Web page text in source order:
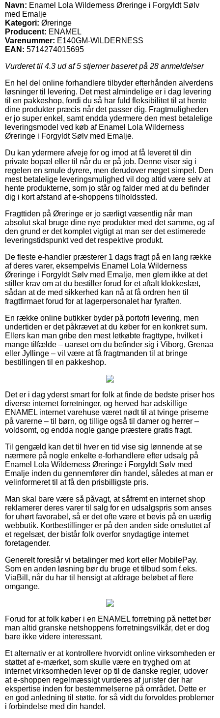
Navn: Enamel Lola Wilderness Øreringe i Forgyldt Sølv
med Emalje
Kategori: Øreringe
Producent: ENAMEL
Varenummer: E140GM-WILDERNESS
EAN: 5714274015695
Vurderet til 4.3 ud af 5 stjerner baseret på 28 anmeldelser
En hel del online forhandlere tilbyder efterhånden alverdens
løsninger til levering. Det mest almindelige er i dag levering
til en pakkeshop, fordi du så har fuld fleksibilitet til at hente
dine produkter præcis når det passer dig. Fragtmuligheden
er jo super enkel, samt endda ydermere den mest betalelige
leveringsmodel ved køb af Enamel Lola Wilderness
Øreringe i Forgyldt Sølv med Emalje.
Du kan ydermere afveje for og imod at få leveret til din
private bopæl eller til når du er på job. Denne viser sig i
regelen en smule dyrere, men derudover meget simpel. Den
mest betalelige leveringsmulighed vil dog altid være selv at
hente produkterne, som jo står og falder med at du befinder
dig i kort afstand af e-shoppens tilholdssted.
Fragttiden på Øreringe er jo særligt væsentlig når man
absolut skal bruge dine nye produkter med det samme, og af
den grund er det komplet vigtigt at man ser det estimerede
leveringstidspunkt ved det respektive produkt.
De fleste e-handler præsterer 1 dags fragt på en lang række
af deres varer, eksempelvis Enamel Lola Wilderness
Øreringe i Forgyldt Sølv med Emalje, men glem ikke at det
stiller krav om at du bestiller forud for et aftalt klokkeslæt,
sådan at de med sikkerhed kan nå at få ordren hen til
fragtfirmaet forud for at lagerpersonalet har fyraften.
En række online butikker byder på portofri levering, men
undertiden er det påkrævet at du køber for en konkret sum.
Ellers kan man gribe den mest letkøbte fragttype, hvilket i
mange tilfælde – uanset om du befinder sig i Viborg, Grenaa
eller Jyllinge – vil være at få fragtmanden til at bringe
bestillingen til en pakkeshop.
Det er i dag yderst smart for folk at finde de bedste priser hos
diverse internet forretninger, og herved har adskillige
ENAMEL internet varehuse været nødt til at tvinge priserne
på varerne – til børn, og tillige også til damer og herrer –
voldsomt, og endda nogle gange præstere gratis fragt.
Til gengæld kan det til hver en tid vise sig lønnende at se
nærmere på nogle enkelte e-forhandlere efter udsalg på
Enamel Lola Wilderness Øreringe i Forgyldt Sølv med
Emalje inden du gennemfører din handel, således at man er
velinformeret til at få den prisbilligste pris.
Man skal bare være så påvagt, at såfremt en internet shop
reklamerer deres varer til salg for en udsalgspris som anses
for uhørt favorabel, så er det ofte være et bevis på en uærlig
webbutik. Kortbestillinger er på den anden side omsluttet af
et regelsæt, der bistår folk overfor snydagtige internet
foretagender.
Generelt foreslår vi betalinger med kort eller MobilePay.
Som en anden løsning bør du bruge et tilbud som f.eks.
ViaBill, når du har til hensigt at afdrage beløbet af flere
omgange.
Forud for at folk køber i en ENAMEL forretning på nettet bør
man altid granske netshoppens forretningsvilkår, det er dog
bare ikke videre interessant.
Et alternativ er at kontrollere hvorvidt online virksomheden er
støttet af e-mærket, som skulle være en tryghed om at
internet virksomheden lever op til de danske regler, udover
at e-shoppen regelmæssigt vurderes af jurister der har
ekspertise inden for bestemmelserne på området. Dette er
en god anledning til støtte, for så vidt du forvoldes problemer
i forbindelse med din handel.